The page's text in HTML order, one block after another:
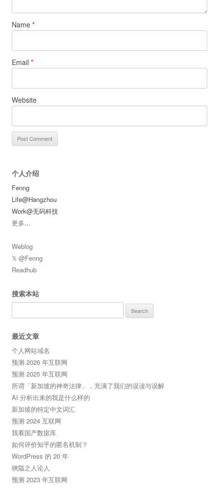
Name *
Email *
Website
个人介绍
Fenng
Life@Hangzhou
Work@无码科技
更多...
Weblog
𝕏 @Fenng
Readhub
搜索本站
for:
最近文章
个人网站域名
预测 2026 年互联网
预测 2025 年互联网
所谓「新加坡的神奇法律」，充满了我们的误读与误解
AI 分析出来的我是什么样的
新加坡的特定中文词汇
预测 2024 互联网
我看国产数据库
如何评价知乎的匿名机制？
WordPress 的 20 年
狹隘之人论人
预测 2023 年互联网